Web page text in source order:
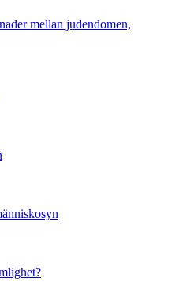
mellan judendomen,